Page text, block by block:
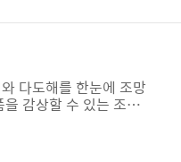
다도해를 한눈에 조망
감상할 수 있는 조각
다.우리는 아주 천천
전설로 유명합니다.